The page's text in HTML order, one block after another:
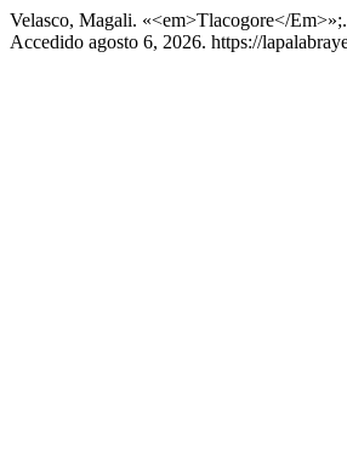
Velasco, Magali. «<em>Tlacogore</Em>»;.
Accedido agosto 6, 2026. https://